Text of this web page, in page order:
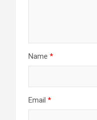
Name *
Email *